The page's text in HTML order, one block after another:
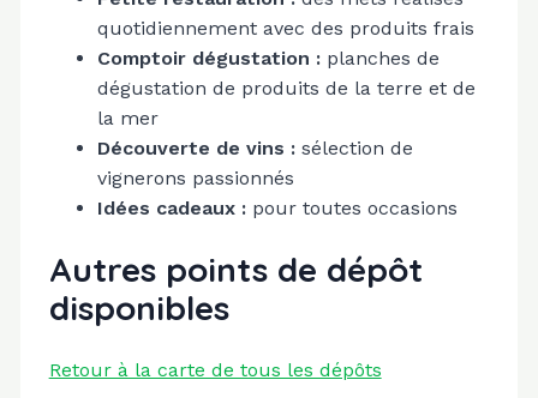
quotidiennement avec des produits frais
Comptoir dégustation :planches de
dégustation de produits de la terre et de
la mer
Découverte de vins :sélection de
vignerons passionnés
Idées cadeaux :pour toutes occasions
Autres points de dépôt
disponibles
Retour à la carte de tous les dépôts